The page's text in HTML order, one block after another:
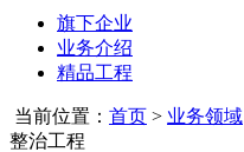
旗下企业
业务介绍
精品工程
当前位置： 首页 > 业务领域
整治工程